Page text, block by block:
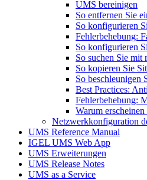
UMS bereinigen
So entfernen Sie
So konfigurieren
Fehlerbehebung:
So konfigurieren
So suchen Sie
So kopieren Sie
So beschleunigen
Best Practices:
Fehlerbehebung:
Warum
Netzwerkkonfiguration
UMS Reference Manual
IGEL UMS Web App
UMS Erweiterungen
UMS Release Notes
UMS as a Service